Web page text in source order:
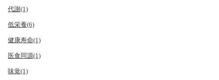
代謝(1)
低栄養(6)
健康寿命(1)
医食同源(1)
味覚(1)